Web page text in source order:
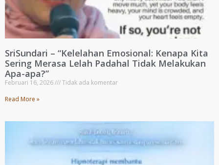
SriSundari – “Kelelahan Emosional: Kenapa Kita
Sering Merasa Lelah Padahal Tidak Melakukan
Apa-apa?”
Februari 16, 2026
Tidak ada komentar
Read More »